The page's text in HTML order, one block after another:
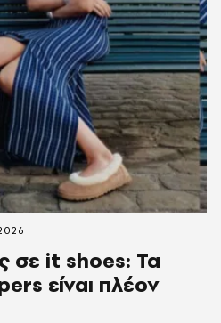
σε it shoes: Τα
είναι πλέον